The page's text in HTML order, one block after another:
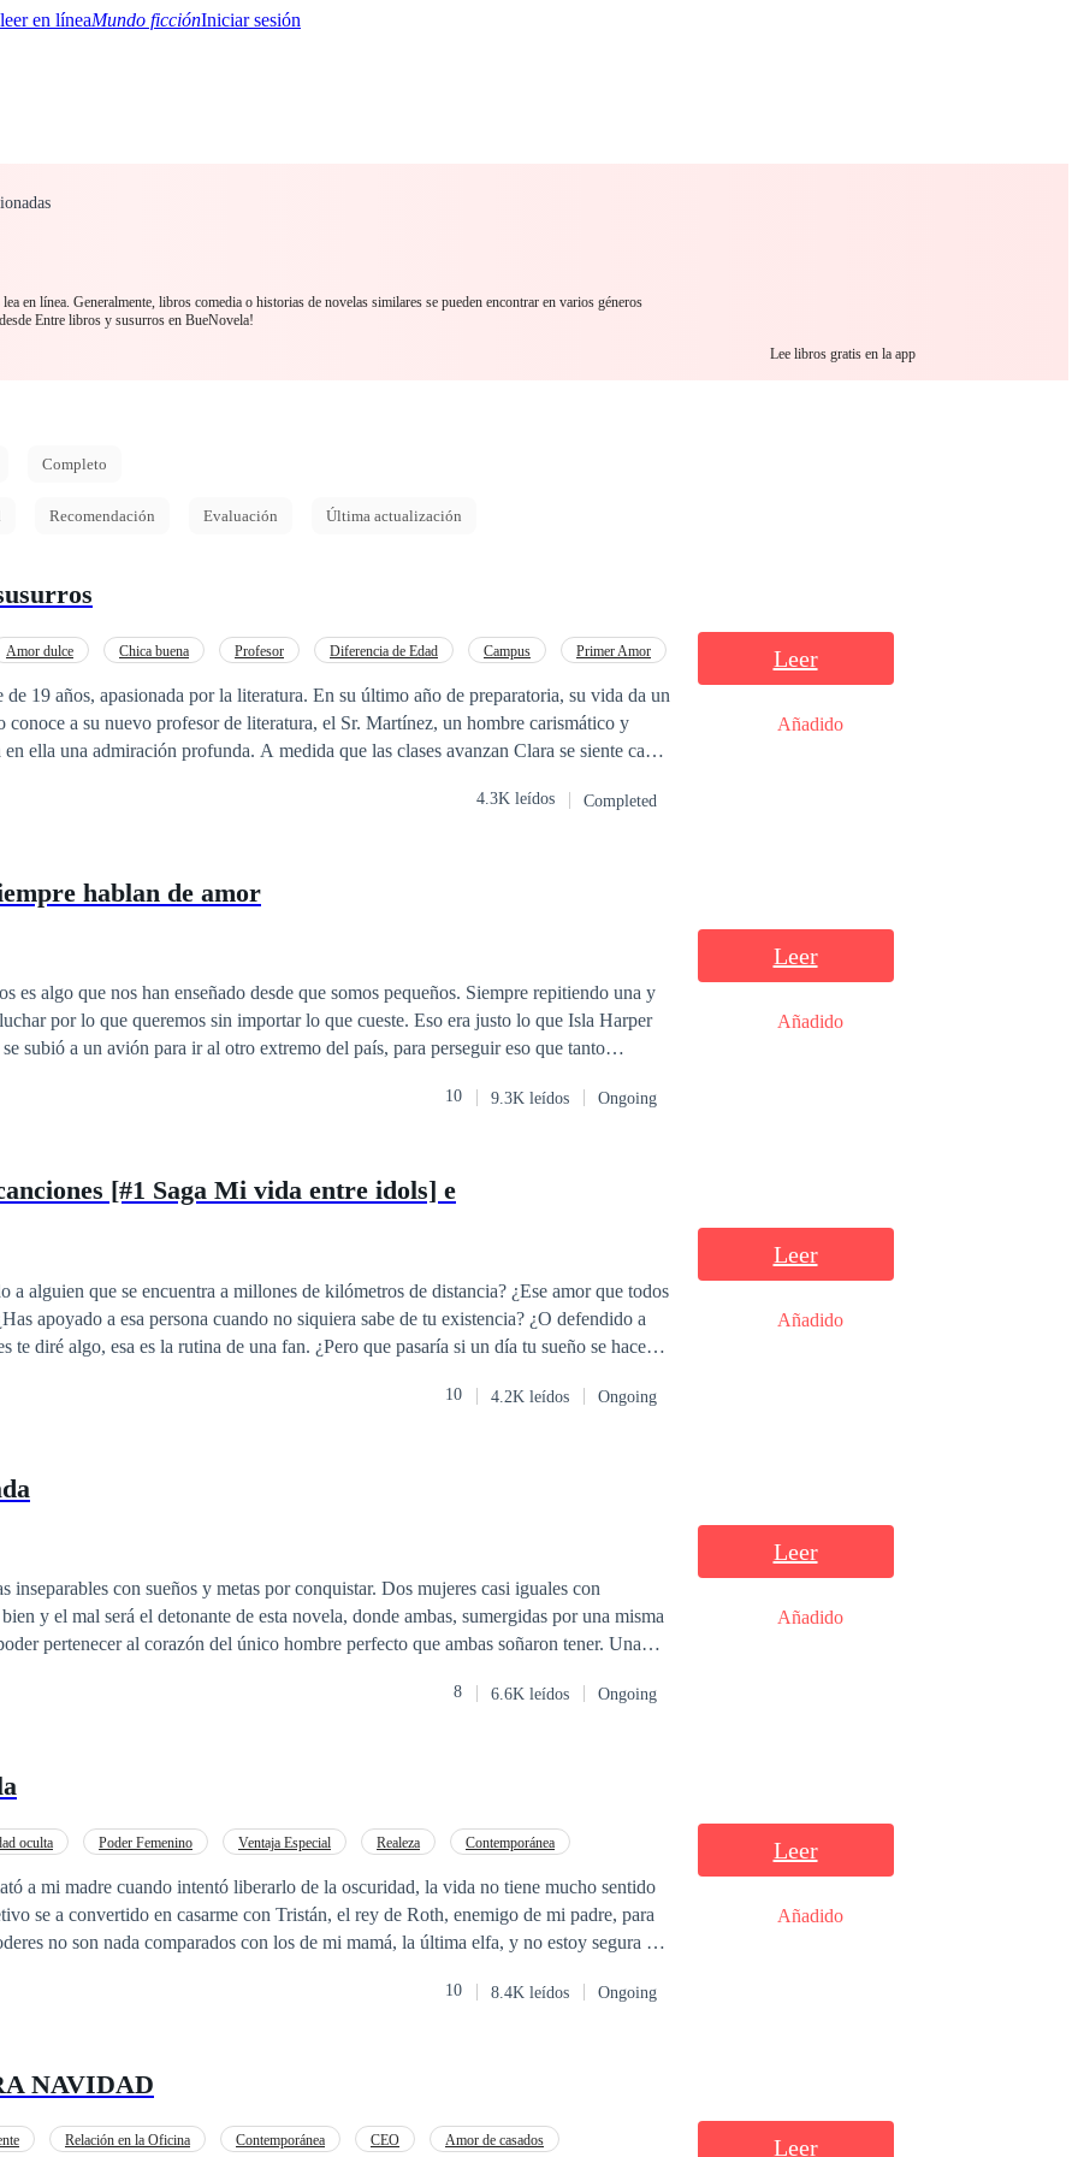
Mundo ficciónIniciar sesión
en línea. Generalmente, libros comedia o historias de novelas similares se pueden encontrar en varios géneros
Entre libros y susurros en BueNovela!
Lee libros gratis en la app
Completo
Recomendación Evaluación Última actualización
Amor dulce Chica buena Profesor Diferencia de Edad Campus Primer Amor
de 19 años, apasionada por la literatura. En su último año de preparatoria, su vida da un
conoce a su nuevo profesor de literatura, el Sr. Martínez, un hombre carismático y
en ella una admiración profunda. A medida que las clases avanzan Clara se siente cada
4.3K leídos Completed
Leer
Añadido
hablan de amor
es algo que nos han enseñado desde que somos pequeños. Siempre repitiendo una y
que queremos sin importar lo que cueste. Eso era justo lo que Isla Harper
subió a un avión para ir al otro extremo del país, para perseguir eso que tanto
más, nuevas amistades, nuevos gustos, pero sobre todo, algo sobre lo que solamente
10 9.3K leídos Ongoing
Leer
Añadido
[#1 Saga Mi vida entre idols] e
a alguien que se encuentra a millones de kilómetros de distancia? ¿Ese amor que todos
apoyado a esa persona cuando no siquiera sabe de tu existencia? ¿O defendido a
10 4.2K leídos Ongoing
Leer
Añadido
con sueños y metas por conquistar. Dos mujeres casi iguales con
pertenecer al corazón del único hombre perfecto que ambas soñaron tener. Una
8 6.6K leídos Ongoing
Leer
Añadido
oculta Poder Femenino Ventaja Especial Realeza
Contemporánea
a mi madre cuando intentó liberarlo de la oscuridad, la vida no tiene mucho sentido
se a convertido en casarme con Tristán, el rey de Roth, enemigo de mi padre, para
no son nada comparados con los de mi mamá, la última elfa, y no estoy segura de
proteger con mi vida a la persona que amo, incluso si eso significa que deba liberar el
10 8.4K leídos Ongoing
Leer
Añadido
NAVIDAD
Relación en la Oficina Contemporánea CEO
Amor de casados
Leer